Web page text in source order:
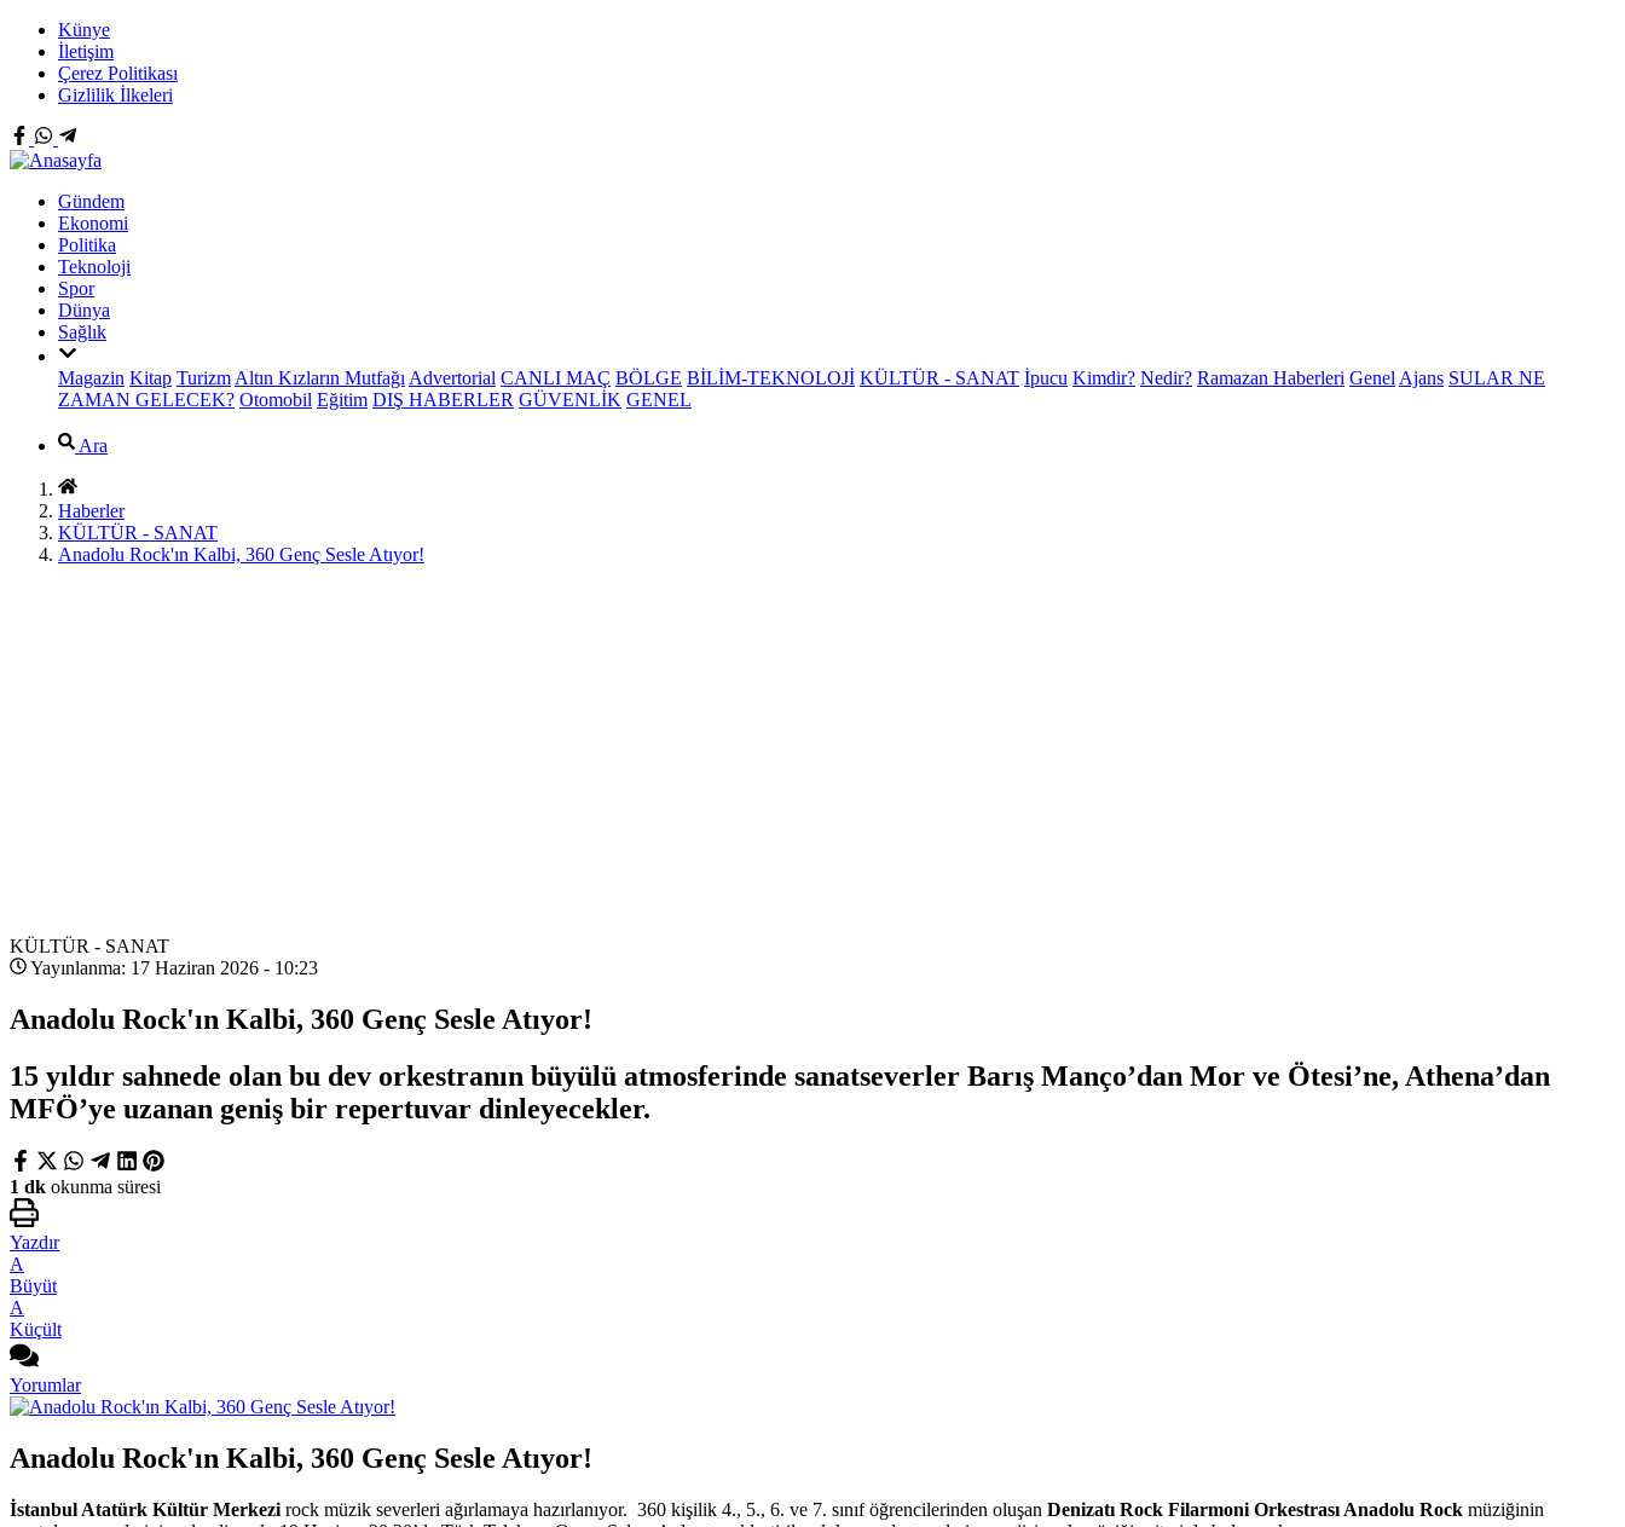
Künye
İletişim
Çerez Politikası
Gizlilik İlkeleri
Gündem
Ekonomi
Politika
Teknoloji
Spor
Dünya
Sağlık
Magazin Kitap Turizm Altın Kızların Mutfağı Advertorial CANLI MAÇ BÖLGE BİLİM-TEKNOLOJİ KÜLTÜR - SANAT İpucu Kimdir? Nedir? Ramazan Haberleri Genel Ajans SULAR NE
ZAMAN GELECEK? Otomobil Eğitim DIŞ HABERLER GÜVENLİK GENEL
Ara
Haberler
KÜLTÜR - SANAT
Anadolu Rock'ın Kalbi, 360 Genç Sesle Atıyor!
KÜLTÜR - SANAT
Yayınlanma: 17 Haziran 2026 - 10:23
Anadolu Rock'ın Kalbi, 360 Genç Sesle Atıyor!
15 yıldır sahnede olan bu dev orkestranın büyülü atmosferinde sanatseverler Barış Manço’dan Mor ve Ötesi’ne, Athena’dan
MFÖ’ye uzanan geniş bir repertuvar dinleyecekler.
1 dk okunma süresi
Yazdır
A
Büyüt
A
Küçült
Yorumlar
Anadolu Rock'ın Kalbi, 360 Genç Sesle Atıyor!
İstanbul Atatürk Kültür Merkezi rock müzik severleri ağırlamaya hazırlanıyor. 360 kişilik 4., 5., 6. ve 7. sınıf öğrencilerinden oluşan Denizatı Rock Filarmoni Orkestrası Anadolu Rock müziğinin